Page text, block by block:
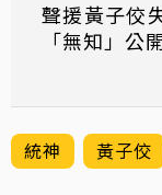
聲援黃子佼
「無知」公
統神 黃子佼